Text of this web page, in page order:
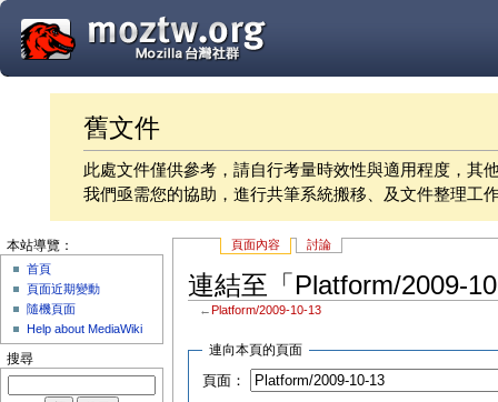
舊文件
此處文件僅供參考，請自行考量時效性與適用程度，其
我們亟需您的協助，進行共筆系統搬移、及文件整理工
頁面內容 討論
連結至「Platform/2009-
← Platform/2009-10-13
連向本頁的頁面
頁面：
本站導覽：
首頁
頁面近期變動
隨機頁面
Help about MediaWiki
搜尋